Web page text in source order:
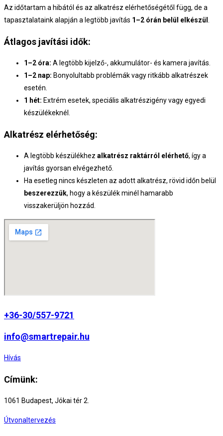
Az időtartam a hibától és az alkatrész elérhetőségétől függ, de a
tapasztalataink alapján a legtöbb javítás 1–2 órán belül elkészül .
Átlagos javítási idők:
1–2 óra: A legtöbb kijelző-, akkumulátor- és kamera javítás.
1–2 nap: Bonyolultabb problémák vagy ritkább alkatrészek
esetén.
1 hét: Extrém esetek, speciális alkatrészigény vagy egyedi
készülékeknél.
Alkatrész elérhetőség:
A legtöbb készülékhez alkatrész raktárról elérhető, így a
javítás gyorsan elvégezhető.
Ha esetleg nincs készleten az adott alkatrész, rövid időn belül
beszerezzük, hogy a készülék minél hamarabb
visszakerüljön hozzád.
+36-30/557-9721
info@smartrepair.hu
Hívás
Címünk:
1061 Budapest, Jókai tér 2.
Útvonaltervezés